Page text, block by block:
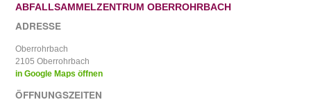
ABFALLSAMMELZENTRUM OBERROHRBACH
ADRESSE
Oberrohrbach
2105 Oberrohrbach
in Google Maps öffnen
ÖFFNUNGSZEITEN